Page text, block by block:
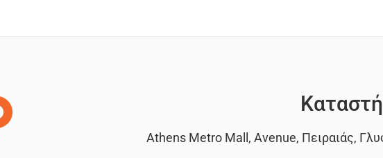
Athens Metro Mall, Avenue, Πειραιάς,